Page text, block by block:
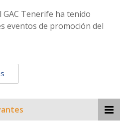
Tenerife ha tenido
eventos de promoción del